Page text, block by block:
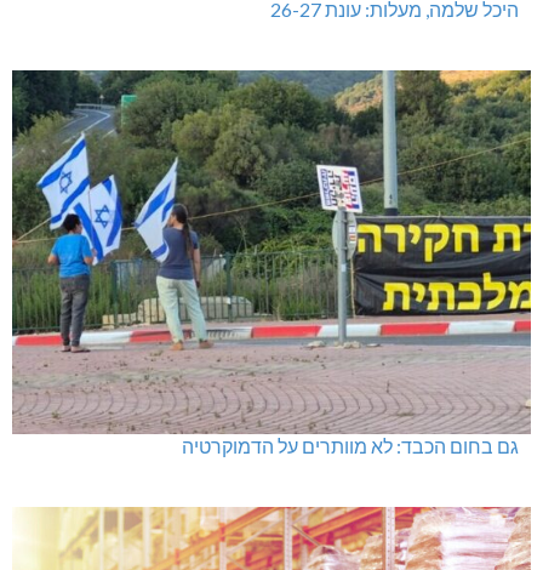
היכל שלמה, מעלות: עונת 26-27
גם בחום הכבד: לא מוותרים על הדמוקרטיה